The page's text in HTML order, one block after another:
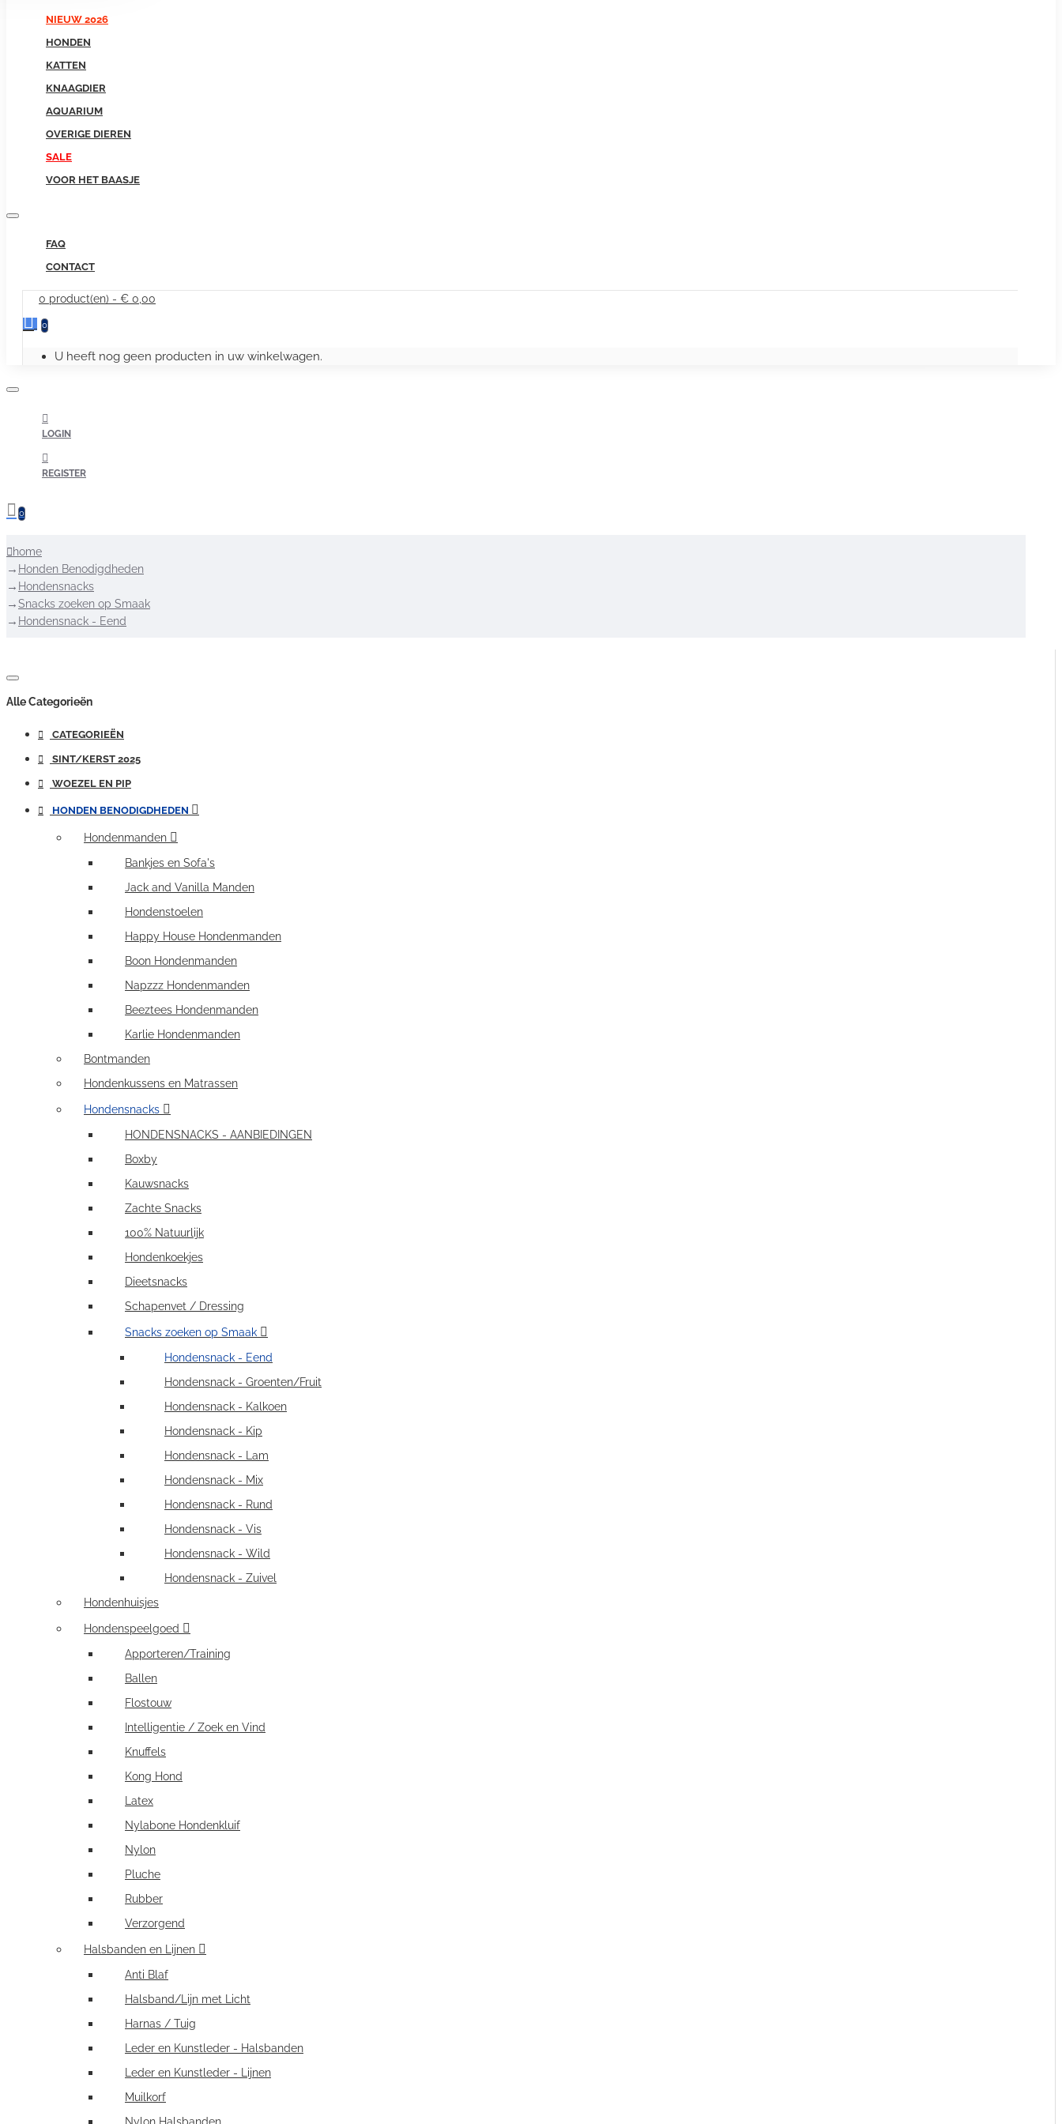
NIEUW 2026
HONDEN
KATTEN
KNAAGDIER
AQUARIUM
OVERIGE DIEREN
SALE
VOOR HET BAASJE
FAQ
CONTACT
0 product(en) - € 0,00
0
U heeft nog geen producten in uw winkelwagen.
LOGIN
REGISTER
0
home
Honden Benodigdheden
Hondensnacks
Snacks zoeken op Smaak
Hondensnack - Eend
Alle Categorieën
CATEGORIEËN
SINT/KERST 2025
WOEZEL EN PIP
HONDEN BENODIGDHEDEN
Hondenmanden
Bankjes en Sofa's
Jack and Vanilla Manden
Hondenstoelen
Happy House Hondenmanden
Boon Hondenmanden
Napzzz Hondenmanden
Beeztees Hondenmanden
Karlie Hondenmanden
Bontmanden
Hondenkussens en Matrassen
Hondensnacks
HONDENSNACKS - AANBIEDINGEN
Boxby
Kauwsnacks
Zachte Snacks
100% Natuurlijk
Hondenkoekjes
Dieetsnacks
Schapenvet / Dressing
Snacks zoeken op Smaak
Hondensnack - Eend
Hondensnack - Groenten/Fruit
Hondensnack - Kalkoen
Hondensnack - Kip
Hondensnack - Lam
Hondensnack - Mix
Hondensnack - Rund
Hondensnack - Vis
Hondensnack - Wild
Hondensnack - Zuivel
Hondenhuisjes
Hondenspeelgoed
Apporteren/Training
Ballen
Flostouw
Intelligentie / Zoek en Vind
Knuffels
Kong Hond
Latex
Nylabone Hondenkluif
Nylon
Pluche
Rubber
Verzorgend
Halsbanden en Lijnen
Anti Blaf
Halsband/Lijn met Licht
Harnas / Tuig
Leder en Kunstleder - Halsbanden
Leder en Kunstleder - Lijnen
Muilkorf